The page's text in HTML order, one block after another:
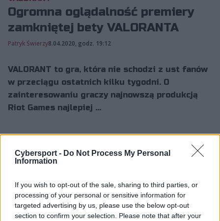
Cybersport - Do Not Process My Personal
Information
If you wish to opt-out of the sale, sharing to third parties, or
processing of your personal or sensitive information for
targeted advertising by us, please use the below opt-out
section to confirm your selection. Please note that after your
Ogromna oglądalność premiery
zamkniętej bety VALORANTA
Patryk Świerzy8.04.2020, godz. 19:12
VALORANT to gra, która nie schodzi z ust fanów
w przeciągu ostatnich kilku tygodni. O
zainteresowaniu graczy najnowszą produkcją
Riot Games najlepiej ...
VALORANT to gra, która nie schodzi z ust fanów w
przeciągu ostatnich kilku tygodni. O zainteresowaniu
graczy najnowszą produkcją Riot Games najlepiej może
bety, ponieważ w szczytowym momencie streamy z
rozgrywki oglądało aż 1 727 481 użytkowników
Twitcha.